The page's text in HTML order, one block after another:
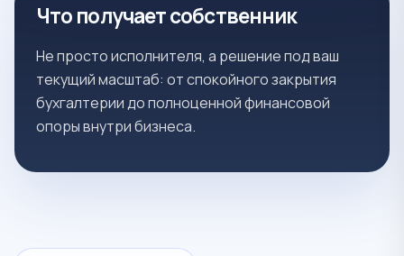
Что получает собственник
Не просто исполнителя, а решение под ваш
текущий масштаб: от спокойного закрытия
бухгалтерии до полноценной финансовой
опоры внутри бизнеса.